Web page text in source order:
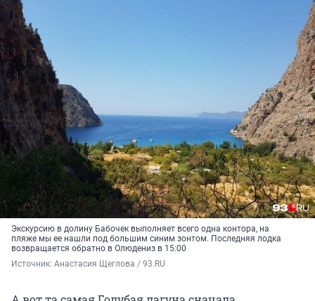
Экскурсию в долину Бабочек выполняет всего одна контора, на
пляже мы ее нашли под большим синим зонтом. Последняя лодка
возвращается обратно в Олюдениз в 15:00
Источник: Анастасия Щеглова / 93.RU